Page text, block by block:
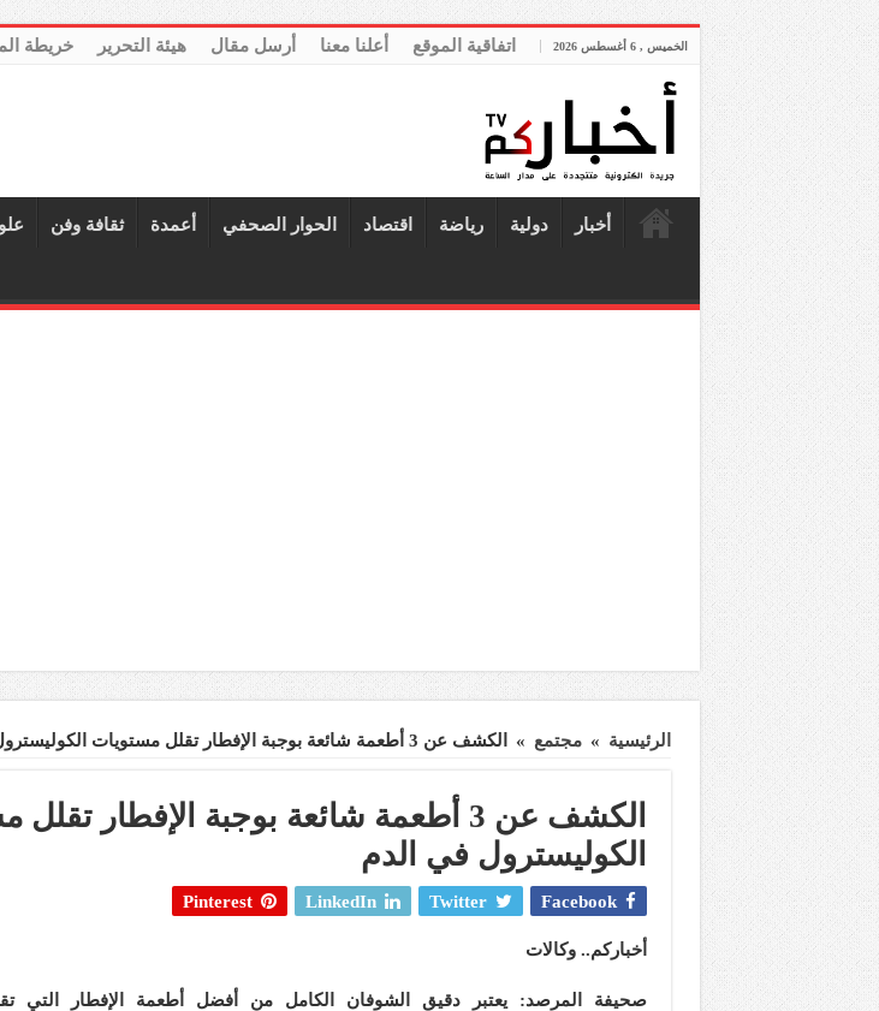
الخميس , 6 أغسطس 2026 اتفاقية الموقع أعلنا معنا أرسل مقال هيئة التحرير خريطة
أخبار دولية رياضة اقتصاد الحوار الصحفي أعمدة ثقافة وفن
الرئيسية » مجتمع » الكشف عن 3 أطعمة شائعة بوجبة الإفطار تقلل مستويات الكوليسترول في الدم
الكشف عن 3 أطعمة شائعة بوجبة الإفطار
الكوليسترول في الدم
Facebook
Twitter
LinkedIn
Pinterest
أخباركم.. وكالات
صحيفة المرصد: يعتبر دقيق الشوفان الكامل من أفضل أطعمة الإفطار التي